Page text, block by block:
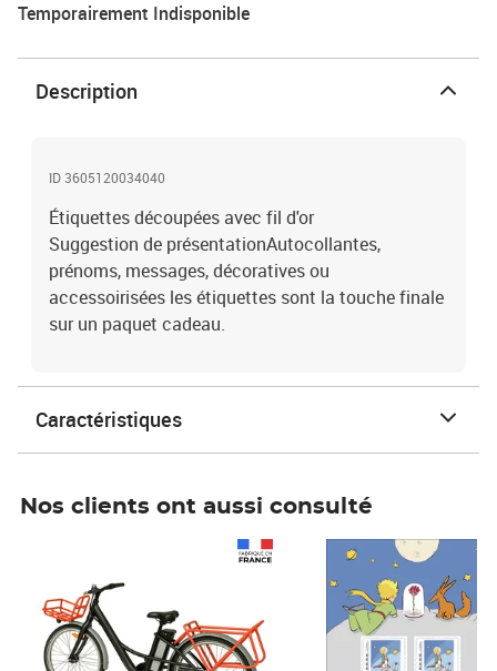
Temporairement Indisponible
Description
ID 3605120034040
Étiquettes découpées avec fil d'or
Suggestion de présentationAutocollantes,
prénoms, messages, décoratives ou
accessoirisées les étiquettes sont la touche finale
sur un paquet cadeau.
Caractéristiques
Nos clients ont aussi consulté
Prix 6,25€ HT